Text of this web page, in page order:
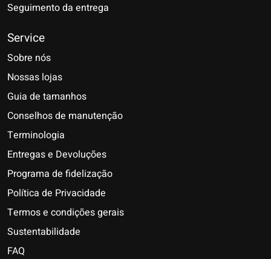
Seguimento da entrega
Service
Sobre nós
Nossas lojas
Guia de tamanhos
Conselhos de manutenção
Terminologia
Entregas e Devoluções
Programa de fidelização
Política de Privacidade
Termos e condições gerais
Sustentabilidade
FAQ